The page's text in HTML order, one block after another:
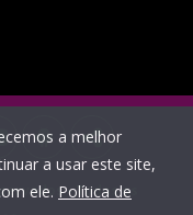
- Todos os
a melhor
a usar este site,
ele. Política de